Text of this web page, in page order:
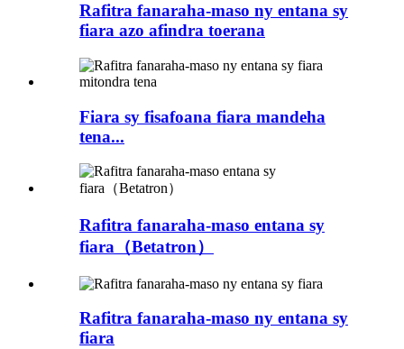
Rafitra fanaraha-maso ny entana sy
fiara azo afindra toerana
Fiara sy fisafoana fiara mandeha
tena...
Rafitra fanaraha-maso entana sy
fiara（Betatron）
Rafitra fanaraha-maso ny entana sy
fiara